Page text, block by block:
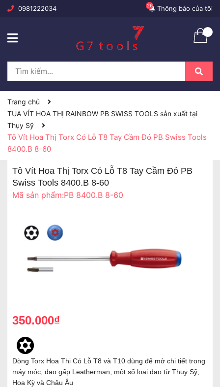
0981222034 Thông báo của tôi
26
Trang chủ
TUA VÍT HOA THỊ RAINBOW PB SWISS TOOLS sản xuất tại
Thụy Sỹ
Tô Vít Hoa Thị Torx Có Lỗ T8 Tay Cầm Đỏ PB Swiss Tools
8400.B 8-60
Tô Vít Hoa Thị Torx Có Lỗ T8 Tay Cầm Đỏ PB
Swiss Tools 8400.B 8-60
Mã sản phẩm:PB 8400.B 8-60
350.000₫
Dòng Torx Hoa Thị Có Lỗ T8 và T10 dùng để mở chi tiết trong
máy móc, dao gấp Leatherman, một số loại dao từ Thụy Sỹ,
Hoa Kỳ và Châu Âu